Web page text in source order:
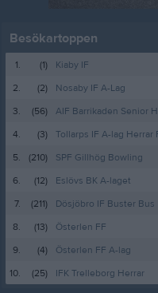
Besökartoppen
1. (1)
Kiaby IF
2.
(2)
Nosaby IF A-Lag
3.
(56)
AIF Barrikaden Senior
4.
(3)
Tollarps IF A-lag Herrar
5.
(210)
SPF Gillhög Bowling
6.
(12)
Eslövs BK A-laget
7.
(211)
Dösjöbro IF Buster Bus
8.
(13)
Österlen FF
9.
(4)
Österlen FF A-lag
10.
(25) IFK Trelleborg Herrar